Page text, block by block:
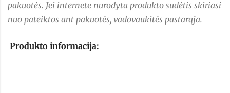
pakuotės. Jei internete nurodyta produkto sudėtis skiriasi
nuo pateiktos ant pakuotės, vadovaukitės pastarąja.
Produkto informacija: